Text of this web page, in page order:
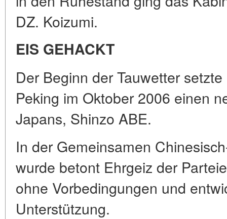
DZ. Koizumi.
EIS GEHACKT
Der Beginn der Tauwetter
Peking im Oktober 2006 einen
Japans, Shinzo ABE.
In der Gemeinsamen
wurde betont Ehrgeiz der
ohne Vorbedingungen und
Unterstützung.